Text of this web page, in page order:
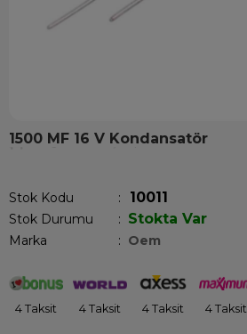
1500 MF 16 V Kondansatör
Stok Kodu 10011
Stok Durumu : Stokta Var
Marka : Oem
4 Taksit 4 Taksit 4 Taksit 4 Taksit